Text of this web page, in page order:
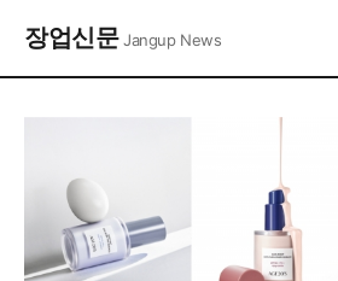
장업신문Jangup News